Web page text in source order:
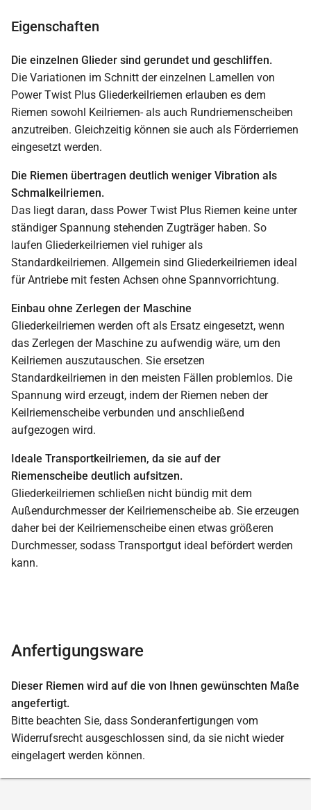
Eigenschaften
Die einzelnen Glieder sind gerundet und geschliffen.
Die Variationen im Schnitt der einzelnen Lamellen von
Power Twist Plus Gliederkeilriemen erlauben es dem
Riemen sowohl Keilriemen- als auch Rundriemenscheiben
anzutreiben. Gleichzeitig können sie auch als Förderriemen
eingesetzt werden.
Die Riemen übertragen deutlich weniger Vibration als
Schmalkeilriemen.
Das liegt daran, dass Power Twist Plus Riemen keine unter
ständiger Spannung stehenden Zugträger haben. So
laufen Gliederkeilriemen viel ruhiger als
Standardkeilriemen. Allgemein sind Gliederkeilriemen ideal
für Antriebe mit festen Achsen ohne Spannvorrichtung.
Einbau ohne Zerlegen der Maschine
Gliederkeilriemen werden oft als Ersatz eingesetzt, wenn
das Zerlegen der Maschine zu aufwendig wäre, um den
Keilriemen auszutauschen. Sie ersetzen
Standardkeilriemen in den meisten Fällen problemlos. Die
Spannung wird erzeugt, indem der Riemen neben der
Keilriemenscheibe verbunden und anschließend
aufgezogen wird.
Ideale Transportkeilriemen, da sie auf der
Riemenscheibe deutlich aufsitzen.
Gliederkeilriemen schließen nicht bündig mit dem
Außendurchmesser der Keilriemenscheibe ab. Sie erzeugen
daher bei der Keilriemenscheibe einen etwas größeren
Durchmesser, sodass Transportgut ideal befördert werden
kann.
Anfertigungsware
Dieser Riemen wird auf die von Ihnen gewünschten Maße
angefertigt.
Bitte beachten Sie, dass Sonderanfertigungen vom
Widerrufsrecht ausgeschlossen sind, da sie nicht wieder
eingelagert werden können.